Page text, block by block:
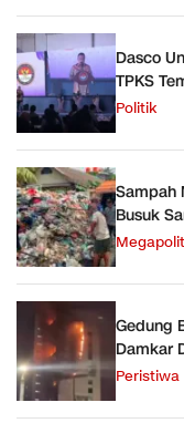
Dasco
TPKS
Politik
Sampah
Busuk
Gedung
Damkar
Peristiwa